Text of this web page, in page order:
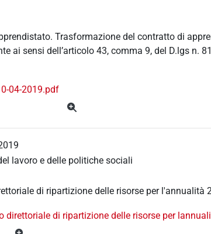
Trasformazione del contratto di
ai sensi dell’articolo 43, comma 9, del D.lgs n.
04-2019.pdf
lavoro e delle politiche sociali
di ripartizione delle risorse per l'annualità
direttoriale di ripartizione delle risorse per